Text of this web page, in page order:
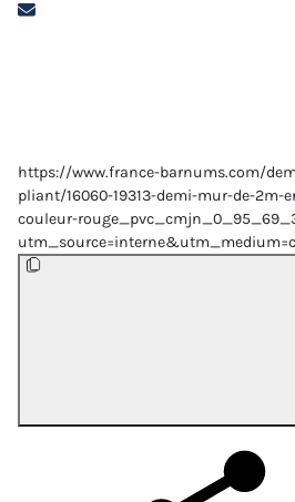
https://www.france-barnums.com/
pliant/16060-19313-demi-mur-de-
couleur-